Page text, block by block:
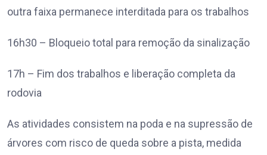
outra faixa permanece interditada para os trabalhos
16h30 – Bloqueio total para remoção da sinalização
17h – Fim dos trabalhos e liberação completa da
rodovia
As atividades consistem na poda e na supressão de
árvores com risco de queda sobre a pista, medida